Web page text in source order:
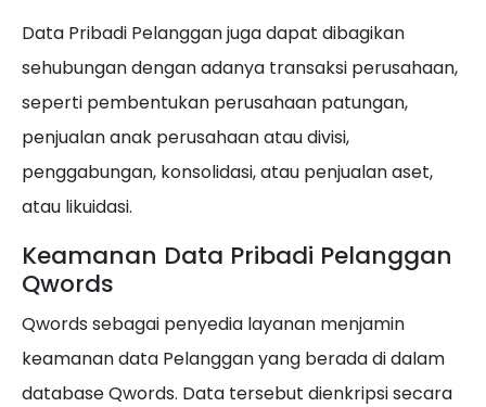
Data Pribadi Pelanggan juga dapat dibagikan
sehubungan dengan adanya transaksi perusahaan,
seperti pembentukan perusahaan patungan,
penjualan anak perusahaan atau divisi,
penggabungan, konsolidasi, atau penjualan aset,
atau likuidasi.
Keamanan Data Pribadi Pelanggan
Qwords
Qwords sebagai penyedia layanan menjamin
keamanan data Pelanggan yang berada di dalam
database Qwords. Data tersebut dienkripsi secara